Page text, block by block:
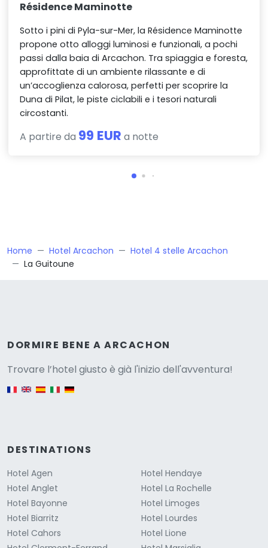
Résidence Maminotte
Sotto i pini di Pyla-sur-Mer, la Résidence Maminotte
propone otto alloggi luminosi e funzionali, a pochi
passi dalla baia di Arcachon. Tra spiaggia e foresta,
approfittate di un ambiente rilassante e di
un’accoglienza calorosa, perfetti per scoprire la
Duna di Pilat, le piste ciclabili e i tesori naturali
circostanti.
A partire da 99 EUR a notte
Home Hotel Arcachon
Hotel 4 stelle Arcachon
La Guitoune
DORMIRE BENE A ARCACHON
Trovare l’hotel giusto è già l'inizio dell'avventura!
English version
DESTINATIONS
Hotel Agen
Hotel Anglet
Hotel Bayonne
Hotel Biarritz
Hotel Cahors
Hotel Hendaye
Hotel La Rochelle
Hotel Limoges
Hotel Lourdes
Hotel Lione